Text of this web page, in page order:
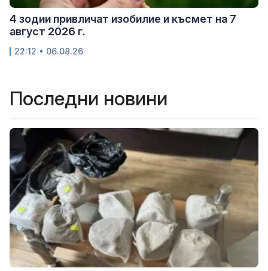
4 зодии привличат изобилие и късмет на 7
август 2026 г.
22:12 • 06.08.26
Последни новини